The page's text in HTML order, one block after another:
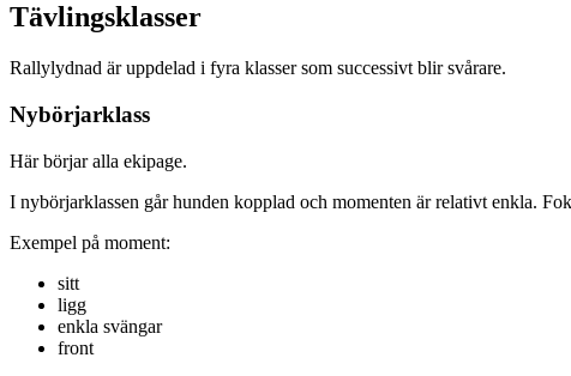
Tävlingsklasser
Rallylydnad är uppdelad i fyra klasser som successivt blir svårare.
Nybörjarklass
Här börjar alla ekipage.
I nybörjarklassen går hunden kopplad och momenten är relativt enkla.
Exempel på moment:
sitt
ligg
enkla svängar
front